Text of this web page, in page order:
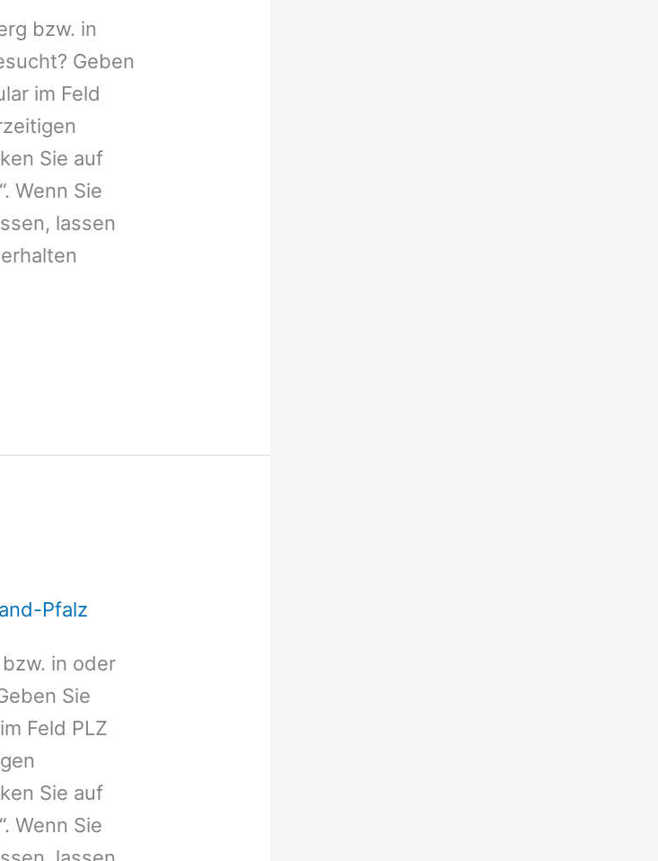
bzw. in
Geben
im Feld
Sie auf
Wenn Sie
lassen
Pfalz
in oder
Sie
Feld PLZ
Sie auf
Wenn Sie